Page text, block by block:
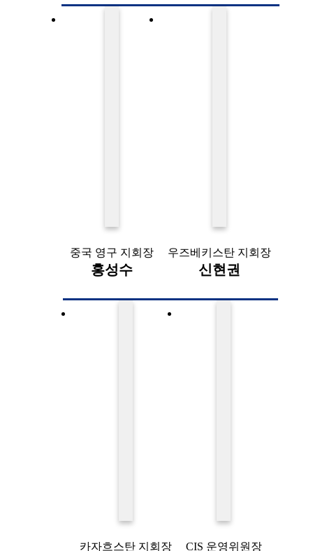
중국 영구 지회장
홍성수
우즈베키스탄 지회장
신현권
카자흐스탄 지회장 CIS 운영위원장